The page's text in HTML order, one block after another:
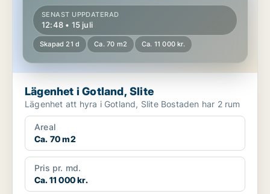
SENAST UPPDATERAD
12:48 • 15 juli
Skapad 21 d Ca. 70 m2 Ca. 11 000 kr.
Lägenhet i Gotland, Slite
Lägenhet att hyra i Gotland, Slite Bostaden har 2 rum
Areal
Ca. 70 m2
Pris pr. md.
Ca. 11 000 kr.